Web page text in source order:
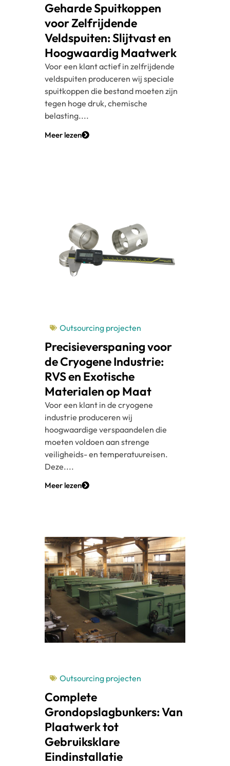
Geharde Spuitkoppen
voor Zelfrijdende
Veldspuiten: Slijtvast en
Hoogwaardig Maatwerk
Voor een klant actief in zelfrijdende
veldspuiten produceren wij speciale
spuitkoppen die bestand moeten zijn
tegen hoge druk, chemische
belasting....
Meer lezen
Outsourcing projecten
Precisieverspaning voor
de Cryogene Industrie:
RVS en Exotische
Materialen op Maat
Voor een klant in de cryogene
industrie produceren wij
hoogwaardige verspaandelen die
moeten voldoen aan strenge
veiligheids- en temperatuureisen.
Deze....
Meer lezen
Outsourcing projecten
Complete
Grondopslagbunkers: Van
Plaatwerk tot
Gebruiksklare
Eindinstallatie